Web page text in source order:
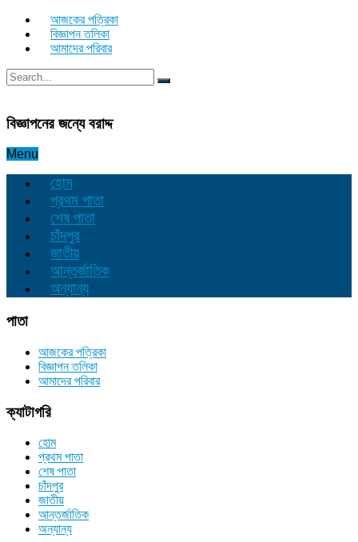
আজকের পত্রিকা
বিজ্ঞাপন তলিকা
আমাদের পরিবার
বিজ্ঞাপনের জন্যে বরাদ্দ
Menu
হোম
প্রথম পাতা
শেষ পাতা
চাঁদপুর
জাতীয়
আন্তর্জাতিক
অন্যান্য
পাতা
আজকের পত্রিকা
বিজ্ঞাপন তলিকা
আমাদের পরিবার
ক্যাটাগরি
হোম
প্রথম পাতা
শেষ পাতা
চাঁদপুর
জাতীয়
আন্তর্জাতিক
অন্যান্য